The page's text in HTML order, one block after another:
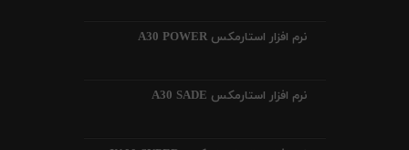
نرم افزار استارمکس A30 POWER
نرم افزار استارمکس A30 SADE